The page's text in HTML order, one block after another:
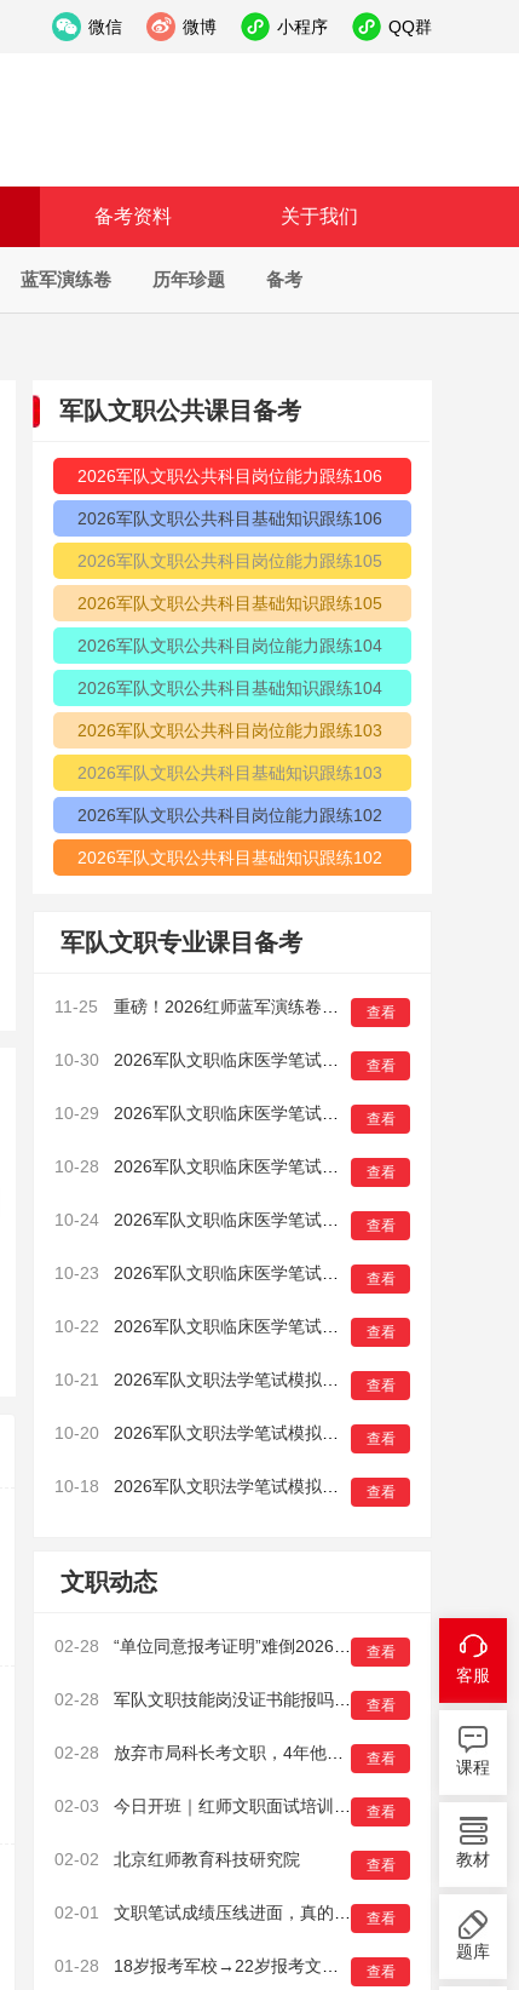
微信 微博 小程序 QQ群
备考资料 关于我们
蓝军演练卷 历年珍题 备考
军队文职公共课目备考
2026军队文职公共科目岗位能力跟练106
2026军队文职公共科目基础知识跟练106
2026军队文职公共科目岗位能力跟练105
2026军队文职公共科目基础知识跟练105
2026军队文职公共科目岗位能力跟练104
2026军队文职公共科目基础知识跟练104
2026军队文职公共科目岗位能力跟练103
2026军队文职公共科目基础知识跟练103
2026军队文职公共科目岗位能力跟练102
2026军队文职公共科目基础知识跟练102
军队文职专业课目备考
11-25 查看
10-30 查看
10-29 查看
10-28 查看
10-24 查看
10-23 查看
10-22 查看
10-21 查看
10-20 查看
10-18 查看
文职动态
02-28 查看
02-28 查看
02-28 查看
02-03 查看
02-02 北京红师教育科技研究院 查看
02-01 查看
01-28 查看
客服
课程
教材
题库